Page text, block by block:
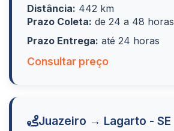
Distância: 442 km
Prazo Coleta: de 24 a 48 horas
Prazo Entrega: até 24 horas
Consultar preço
Juazeiro → Lagarto - SE